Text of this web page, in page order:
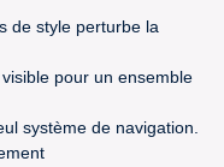
de style perturbe la
pour un ensemble
système de navigation.